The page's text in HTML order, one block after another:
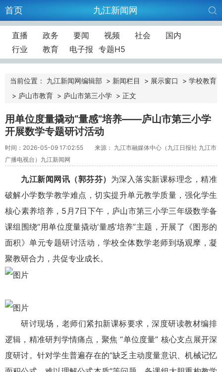
首页 九江新闻网
直播 政务 要闻 视频 社会
国内
行业
教育 电子报 专题H5
当前位置： 九江新闻网编辑部 > 新闻栏目 > 展示窗口 > 学校教育
> 庐山市教育 > 庐山市第三小学 > 正文
用单位度量撬动“量感”培养——庐山市第三小学
开展数学专题研讨活动
时间：2026-05-09 17:02:55
来源： 九江市融媒体中心（九江日报社 九江市
广播电视台）九江新闻网
九江新闻网讯（郭芬芬） 为深入落实新课标理念，精准
破解小学数学教学难点，切实提升单元教学质量，强化学生
核心素养培养，5月7日下午，庐山市第三小学三年级数学备
课组围绕“用单位度量撬动‘量感’培养”主题，开展了《图形的
面积》单元专题研讨活动，学校全体数学老师到场观摩，凝
聚教研合力，共促专业成长。
研讨现场，老师们紧扣新课标要求，深度研读教材编排
逻辑，精准研判学情痛点，聚焦 “单位度量” 核心支点展开深
度研讨。针对学生普遍存在的“缺乏主动度量意识、机械记忆